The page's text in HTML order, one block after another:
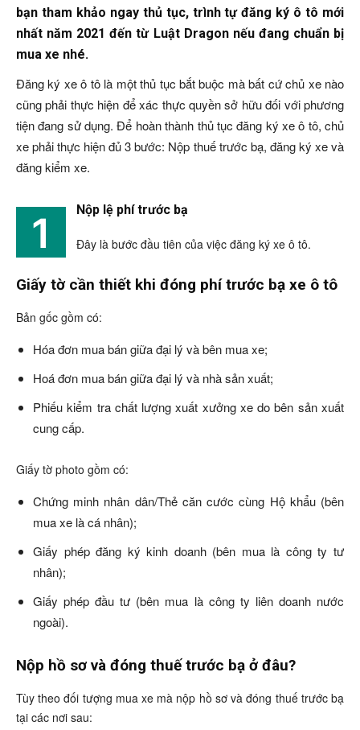
bạn tham khảo ngay thủ tục, trình tự đăng ký ô tô mới
nhất năm 2021 đến từ Luật Dragon nếu đang chuẩn bị
mua xe nhé.
Đăng ký xe ô tô là một thủ tục bắt buộc mà bất cứ chủ xe nào
cũng phải thực hiện để xác thực quyền sở hữu đối với phương
tiện đang sử dụng. Để hoàn thành thủ tục đăng ký xe ô tô, chủ
xe phải thực hiện đủ 3 bước: Nộp thuế trước bạ, đăng ký xe và
đăng kiểm xe.
1 Nộp lệ phí trước bạ
Đây là bước đầu tiên của việc đăng ký xe ô tô.
Giấy tờ cần thiết khi đóng phí trước bạ xe ô tô
Bản gốc gồm có:
Hóa đơn mua bán giữa đại lý và bên mua xe;
Hoá đơn mua bán giữa đại lý và nhà sản xuất;
Phiếu kiểm tra chất lượng xuất xưởng xe do bên sản xuất
cung cấp.
Giấy tờ photo gồm có:
Chứng minh nhân dân/Thẻ căn cước cùng Hộ khẩu (bên
mua xe là cá nhân);
Giấy phép đăng ký kinh doanh (bên mua là công ty tư
nhân);
Giấy phép đầu tư (bên mua là công ty liên doanh nước
ngoài).
Nộp hồ sơ và đóng thuế trước bạ ở đâu?
Tùy theo đối tượng mua xe mà nộp hồ sơ và đóng thuế trước bạ
tại các nơi sau: